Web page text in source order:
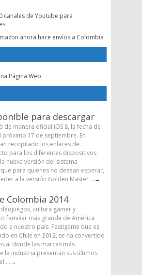
canales de Youtube para
ahora hace envíos a Colombia
Página Web
para descargar
de manera oficial iOS 8, la fecha de
próximo 17 de septiembre. En
recopilado los enlaces de
para los diferentes dispositivos
nueva versión del sistema
para quienes no desean esperar,
a la versión Golden Master ...→
Colombia 2014
cultura gamer y
familiar más grande de América
a nuestro país. Festigame que es
en Chile en 2012, se ha convertido
donde las marcas más
la industria presentan sus últimos
...→